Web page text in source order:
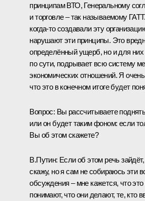
принципам ВТО, Генеральному
и торговле – так называемому
когда‑то создавали эту
нарушают эти принципы. Это
определённый ущерб, но и для них
по сути, подрывает всю систему
экономических отношений. Я
что это в конечном итоге будет
Вопрос: Вы рассчитываете
или он будет таким фоном: если
Вы об этом скажете?
В.Путин: Если об этом речь
скажу, но я сам не собираюсь эти
обсуждения – мне кажется, что
понимают, что они делают, те, кто